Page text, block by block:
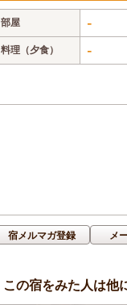
部屋 -
料理（夕食） -
宿メルマガ登録 メ
この宿をみた人は他